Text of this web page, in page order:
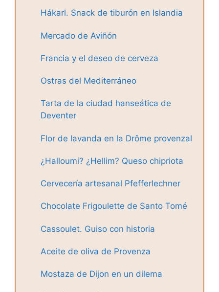
Hákarl. Snack de tiburón en Islandia
Mercado de Aviñón
Francia y el deseo de cerveza
Ostras del Mediterráneo
Tarta de la ciudad hanseática de
Deventer
Flor de lavanda en la Drôme provenzal
¿Halloumi? ¿Hellim? Queso chipriota
Cervecería artesanal Pfefferlechner
Chocolate Frigoulette de Santo Tomé
Cassoulet. Guiso con historia
Aceite de oliva de Provenza
Mostaza de Dijon en un dilema